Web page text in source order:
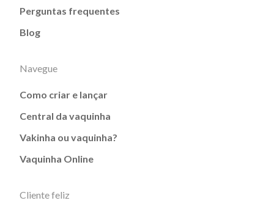
Perguntas frequentes
Blog
Navegue
Como criar e lançar
Central da vaquinha
Vakinha ou vaquinha?
Vaquinha Online
Cliente feliz